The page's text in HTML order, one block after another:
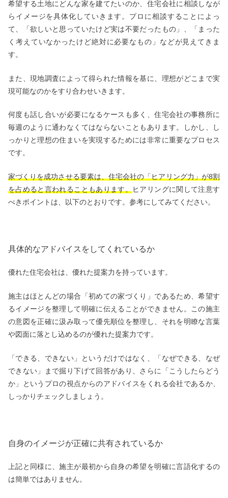
希望する土地にどんな家を建てたいのか、住宅会社に相談しなが
らイメージを具体化していきます。プロに相談することによっ
て、「欲しいと思っていたけど実は不要だったもの」、「まった
く考えていなかったけど絶対に必要なもの」などが見えてきま
す。
また、現地調査によって得られた情報を基に、理想がどこまで実
現可能なのかをすり合わせいきます。
何度も話し合いが必要になるケースも多く、住宅会社の事務所に
毎週のように通わなくてはならないこともあります。しかし、し
っかりと理想の住まいを実現するためには非常に重要なプロセス
です。
家づくりを成功させる要素は、住宅会社の「ヒアリング力」が8割
を占めると言われることもあります。
ヒアリングに関して注意す
べきポイントは、以下のとおりです。参考にしてみてください。
具体的なアドバイスをしてくれているか
優れた住宅会社は、優れた提案力を持っています。
施主はほとんどの場合「初めての家づくり」であるため、希望す
るイメージを整理して明確に伝えることができません。この施主
の意図を正確に汲み取って優先順位を整理し、それを明瞭な言葉
や図面に落とし込めるのが優れた提案力です。
「できる、できない」というだけではなく、「なぜできる、なぜ
できない」まで掘り下げて回答があり、さらに「こうしたらどう
か」というプロの視点からのアドバイスをくれる会社であるか、
しっかりチェックしましょう。
自身のイメージが正確に共有されているか
上記と同様に、施主が最初から自身の希望を明確に言語化するの
は簡単ではありません。